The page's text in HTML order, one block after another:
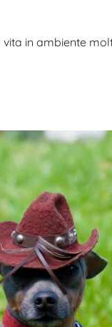
in ambiente